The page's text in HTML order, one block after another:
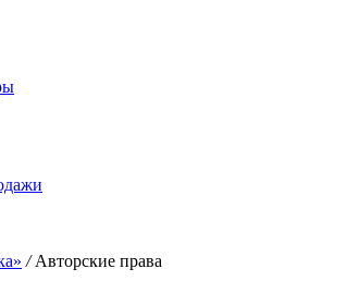
/ Авторские права